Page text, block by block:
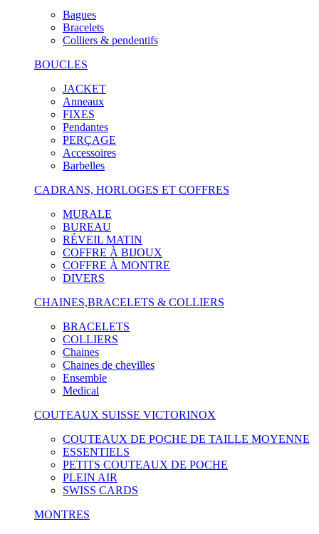
Bagues
Bracelets
Colliers & pendentifs
BOUCLES
JACKET
Anneaux
FIXES
Pendantes
PERÇAGE
Accessoires
Barbelles
CADRANS, HORLOGES ET COFFRES
MURALE
BUREAU
RÉVEIL MATIN
COFFRE À BIJOUX
COFFRE À MONTRE
DIVERS
CHAINES,BRACELETS & COLLIERS
BRACELETS
COLLIERS
Chaines
Chaines de chevilles
Ensemble
Medical
COUTEAUX SUISSE VICTORINOX
COUTEAUX DE POCHE DE TAILLE MOYENNE
ESSENTIELS
PETITS COUTEAUX DE POCHE
PLEIN AIR
SWISS CARDS
MONTRES